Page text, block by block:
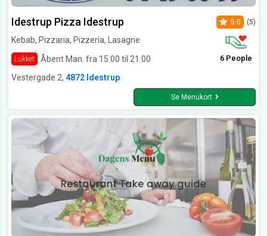
Idestrup Pizza Idestrup
Kebab, Pizzaria, Pizzeria, Lasagne
Lukket Åbent Man. fra 15:00 til 21:00
5.0 (5)
6 People
Vestergade 2, 4872 Idestrup
Se Menukort